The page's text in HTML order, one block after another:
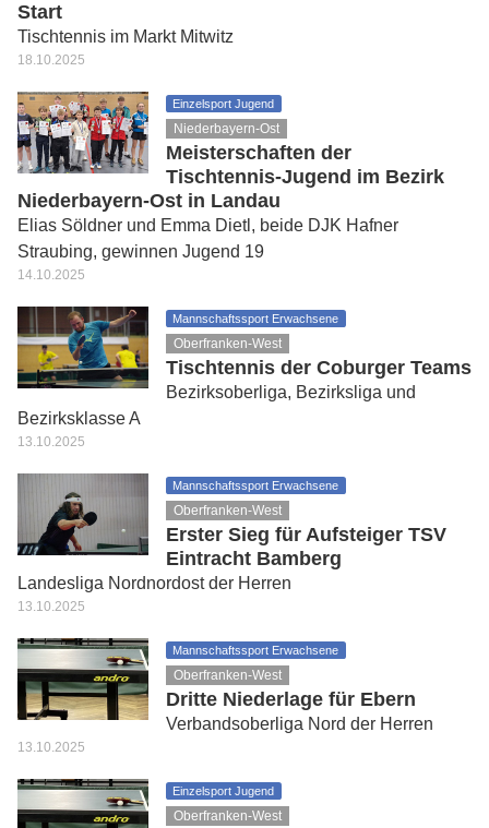
Start
Tischtennis im Markt Mitwitz
18.10.2025
Einzelsport Jugend
Niederbayern-Ost
Meisterschaften der
Tischtennis-Jugend im Bezirk
Niederbayern-Ost in Landau
Elias Söldner und Emma Dietl, beide DJK Hafner
Straubing, gewinnen Jugend 19
14.10.2025
Mannschaftssport Erwachsene
Oberfranken-West
Tischtennis der Coburger Teams
Bezirksoberliga, Bezirksliga und
Bezirksklasse A
13.10.2025
Mannschaftssport Erwachsene
Oberfranken-West
Erster Sieg für Aufsteiger TSV
Eintracht Bamberg
Landesliga Nordnordost der Herren
13.10.2025
Mannschaftssport Erwachsene
Oberfranken-West
Dritte Niederlage für Ebern
Verbandsoberliga Nord der Herren
13.10.2025
Einzelsport Jugend
Oberfranken-West